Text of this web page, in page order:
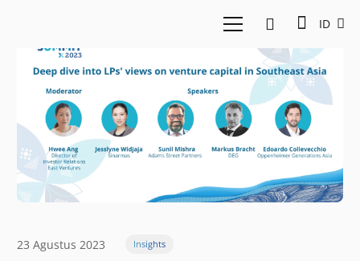
ID
23 Agustus 2023 Insights